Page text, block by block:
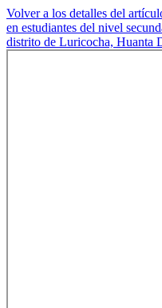
Volver a los detalles del
en estudiantes del nivel
distrito de Luricocha, Huanta